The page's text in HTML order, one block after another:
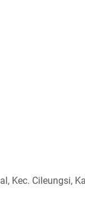
Kec. Cileungsi,